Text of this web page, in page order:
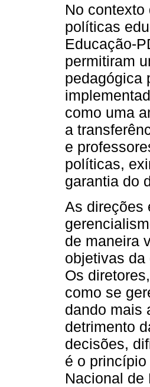
No
políticas
Educação-
permitiram
pedagógica
como uma
a
e
políticas,
garantia do
As direções
de maneira
objetivas da
Os
como se
dando mais
detrimento
decisões,
é o
Nacional de